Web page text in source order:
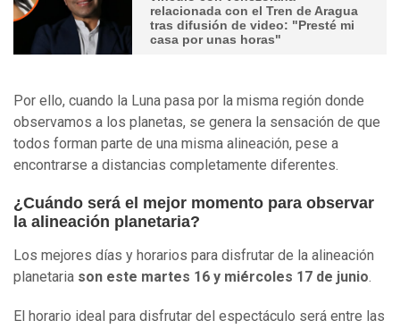
relacionada con el Tren de Aragua
tras difusión de video: "Presté mi
casa por unas horas"
Por ello, cuando la Luna pasa por la misma región donde
observamos a los planetas, se genera la sensación de que
todos forman parte de una misma alineación, pese a
encontrarse a distancias completamente diferentes.
¿Cuándo será el mejor momento para observar
la alineación planetaria?
Los mejores días y horarios para disfrutar de la alineación
planetaria son este martes 16 y miércoles 17 de junio.
El horario ideal para disfrutar del espectáculo será entre las